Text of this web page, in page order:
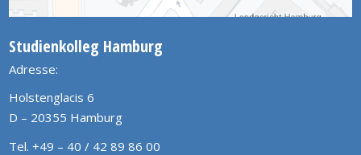
Studienkolleg Hamburg
Adresse:
Holstenglacis 6
D – 20355 Hamburg
Tel. +49 – 40 / 42 89 86 00